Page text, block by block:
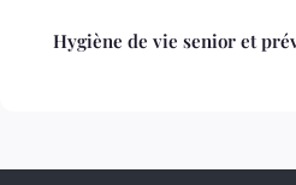
Hygiène de vie senior et